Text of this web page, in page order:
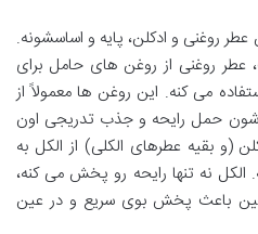
روغنی و ادکلن، پایه و اساسشونه.
روغنی از روغن های حامل برای
می کنه. این روغن ها معمولاً از
حمل رایحه و جذب تدریجی اون
بقیه عطرهای الکلی) از الکل به
الکل نه تنها رایحه رو پخش می کنه،
باعث پخش بوی سریع و در عین